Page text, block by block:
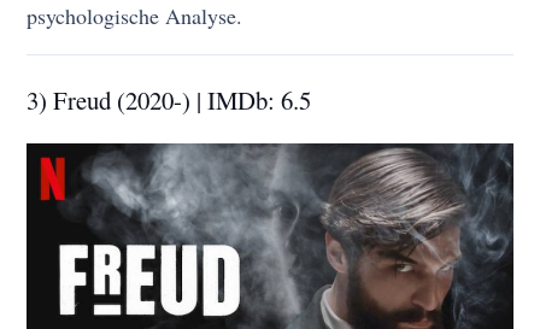
psychologische Analyse.
3) Freud (2020-) | IMDb: 6.5